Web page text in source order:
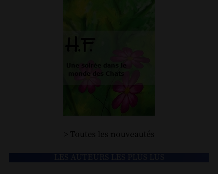
> Toutes les nouveautés